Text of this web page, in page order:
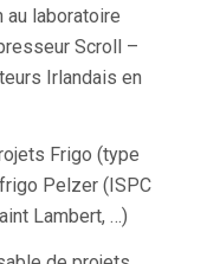
au laboratoire
Scroll –
Irlandais en
Frigo (type
Pelzer (ISPC
Lambert, …)